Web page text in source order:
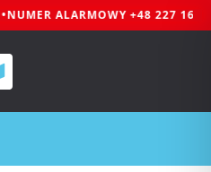
NUMER ALARMOWY +48 227 163